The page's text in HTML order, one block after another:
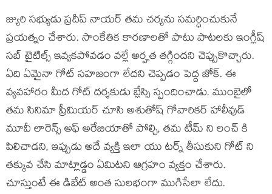
జ్యురి సభ్యుడు ప్రదీప్ నాయర్ తమ చర్యను సమర్ధించుకునే
ప్రయత్నం చేశారు. సాంకేతిక కారణాలతో పాటు పాటలకు ఇంగ్లీష్
సబ్ టైటిల్స్ ఇవ్వకపోవడం వల్లే అర్హత తగ్గిందని చెప్పుకొచ్చారు.
ఏది ఏమైనా గోట్ సహజంగా లేదని చెప్పడం పెద్ద జోక్. ఈ
వ్యవహారం మీద గోట్ దర్శకుడు బ్లేస్సి స్పందించాడు. ముంబైలో
తమ సినిమా ప్రీమియర్ చూసి అశుతోష్ గోవారికర్ హాలీవుడ్
మూవీ లారెన్స్ అఫ్ అరేబియాతో పోల్చి, తమ టీమ్ ని లంచ్ కి
పిలిచాడని, ఇప్పుడు అదే వ్యక్తి ఇలా యు టర్న్ తీసుకుని గోట్ ని
తక్కువ చేసి మాట్లాడ్డం ఏమిటని ఆగ్రహం వ్యక్తం చేశారు.
చూస్తుంటే ఈ డిబేట్ అంత సులభంగా ముగిసేలా లేదు.